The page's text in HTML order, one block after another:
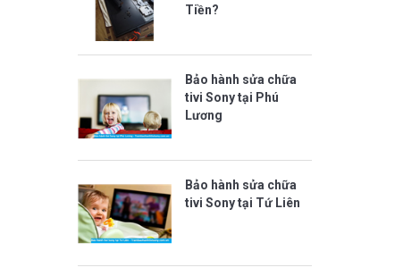
Tiền?
Bảo hành sửa chữa
tivi Sony tại Phú
Lương
Bảo hành sửa chữa
tivi Sony tại Tứ Liên